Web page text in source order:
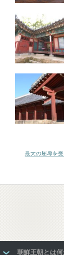
最大の屈辱を
朝鮮王朝とは